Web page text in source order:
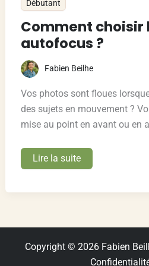
Débutant
Comment choisir
autofocus ?
Fabien Beilhe
Vos photos sont floues
des sujets en mouvement ?
mise au point en avant ou en
Comment
choisir
mode
Lire la suite
Copyright © 2026 Fabien